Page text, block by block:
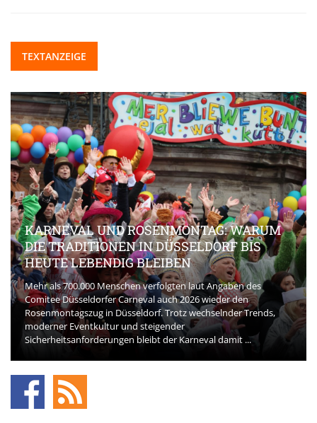
TEXTANZEIGE
KARNEVAL UND ROSENMONTAG: WARUM
DIE TRADITIONEN IN DÜSSELDORF BIS
HEUTE LEBENDIG BLEIBEN
Mehr als 700.000 Menschen verfolgten laut Angaben des
Comitee Düsseldorfer Carneval auch 2026 wieder den
Rosenmontagszug in Düsseldorf. Trotz wechselnder Trends,
moderner Eventkultur und steigender
Sicherheitsanforderungen bleibt der Karneval damit ...